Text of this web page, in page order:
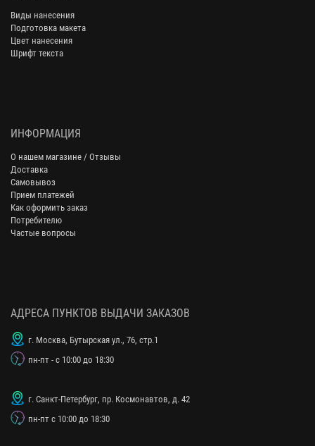
Виды нанесения
Подготовка макета
Цвет нанесения
Шрифт текста
ИНФОРМАЦИЯ
О нашем магазине / Отзывы
Доставка
Самовывоз
Прием платежей
Как оформить заказ
Потребителю
Частые вопросы
АДРЕСА ПУНКТОВ ВЫДАЧИ ЗАКАЗОВ
г. Москва, Бутырская ул., 76, стр.1
пн-пт - с 10:00 до 18:30
г. Санкт-Петербург, пр. Космонавтов, д. 42
пн-пт с 10:00 до 18:30